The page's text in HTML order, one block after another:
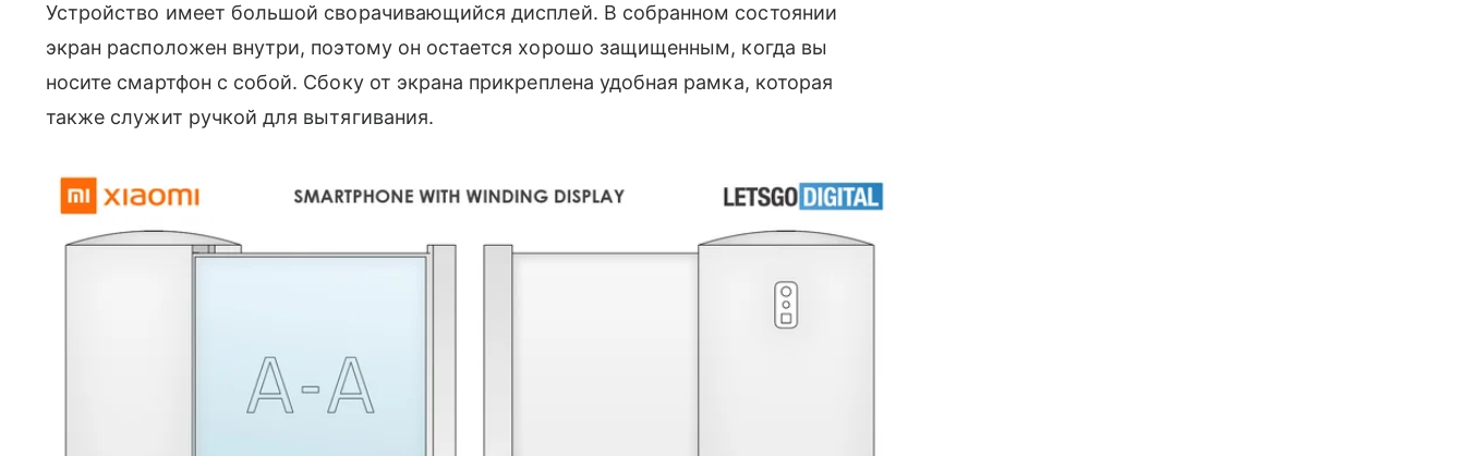
Устройство имеет большой сворачивающийся дисплей. В собранном состоянии
экран расположен внутри, поэтому он остается хорошо защищенным, когда вы
носите смартфон с собой. Сбоку от экрана прикреплена удобная рамка, которая
также служит ручкой для вытягивания.